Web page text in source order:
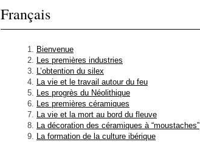
Français
Bienvenue
Les premières industries
L’obtention du silex
La vie et le travail autour du feu
Les progrès du Néolithique
Les premières céramiques
La vie et la mort au bord du fleuve
La décoration des céramiques à “moustaches”
La formation de la culture ibérique